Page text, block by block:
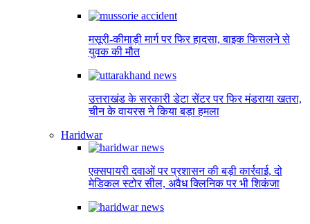
मसूरी-कीमाड़ी मार्ग पर फिर हादसा, बाइक फिसलने से
युवक की मौत
उत्तराखंड के सरकारी डेटा सेंटर पर फिर मंडराया खतरा,
चीन के वायरस ने किया बड़ा हमला
Haridwar
एक्सपायरी दवाओं पर प्रशासन की बड़ी कार्रवाई, दो
मेडिकल स्टोर सील, अवैध क्लिनिक पर भी शिकंजा